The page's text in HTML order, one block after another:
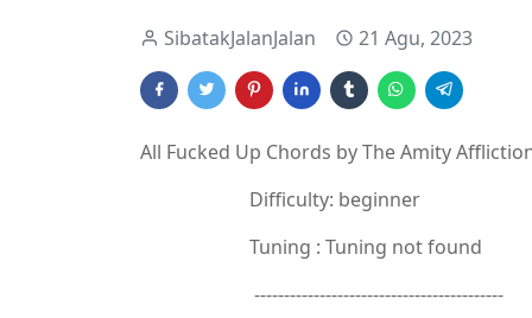
SibatakJalanJalan 21 Agu, 2023
All Fucked Up Chords by The Amity
Difficulty: beginner
Tuning : Tuning not found
------------------------------------------